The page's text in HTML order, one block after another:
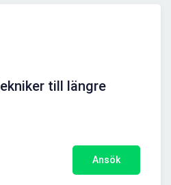
till längre
Ansök